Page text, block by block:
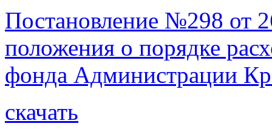
Постановление №298 от
положения о порядке
фонда Администрации
скачать